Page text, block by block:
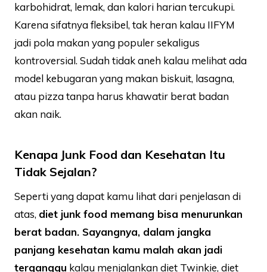
karbohidrat, lemak, dan kalori harian tercukupi.
Karena sifatnya fleksibel, tak heran kalau IIFYM
jadi pola makan yang populer sekaligus
kontroversial. Sudah tidak aneh kalau melihat ada
model kebugaran yang makan biskuit, lasagna,
atau pizza tanpa harus khawatir berat badan
akan naik.
Kenapa Junk Food dan Kesehatan Itu
Tidak Sejalan?
Seperti yang dapat kamu lihat dari penjelasan di
atas, diet junk food memang bisa menurunkan
berat badan. Sayangnya, dalam jangka
panjang kesehatan kamu malah akan jadi
terganggu kalau menjalankan diet Twinkie, diet